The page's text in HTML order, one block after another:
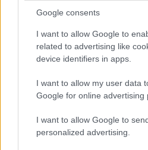
Google consents
I want to allow Google to
related to advertising like
device identifiers in apps.
I want to allow my user data
Google for online advertising
I want to allow Google to
personalized advertising.
Nemusí to byť len
levanduľa! 7 fialových
krások, ktoré rozžiaria
vašu záhradu